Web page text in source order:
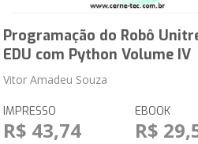
Programação do Robô
EDU com Python Volume IV
Vitor Amadeu Souza
IMPRESSO
R$ 43,74
EBOOK
R$